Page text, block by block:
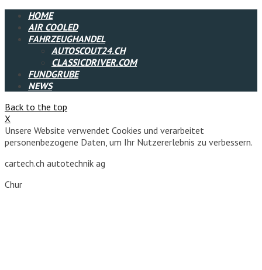
HOME
AIR COOLED
FAHRZEUGHANDEL
AUTOSCOUT24.CH
CLASSICDRIVER.COM
FUNDGRUBE
NEWS
Back to the top
X
Unsere Website verwendet Cookies und verarbeitet
personenbezogene Daten, um Ihr Nutzererlebnis zu verbessern.
cartech.ch autotechnik ag
Chur